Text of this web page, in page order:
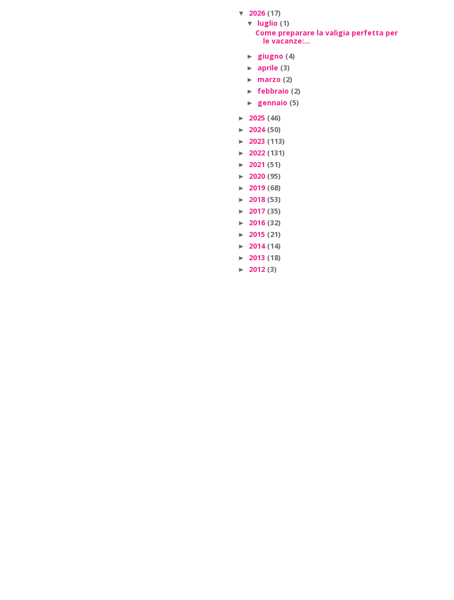
▼ 2026 (17)
▼ luglio (1)
Come preparare la valigia perfetta per
le vacanze:...
► giugno (4)
► aprile (3)
► marzo (2)
► febbraio (2)
► gennaio (5)
► 2025 (46)
► 2024 (50)
► 2023 (113)
► 2022 (131)
► 2021 (51)
► 2020 (95)
► 2019 (68)
► 2018 (53)
► 2017 (35)
► 2016 (32)
► 2015 (21)
► 2014 (14)
► 2013 (18)
► 2012 (3)